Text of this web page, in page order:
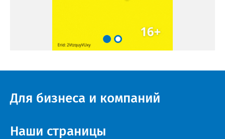
Для бизнеса и компаний
Наши страницы